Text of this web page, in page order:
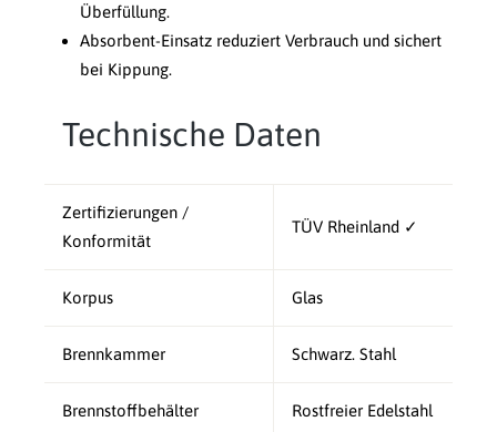
Überfüllung.
Absorbent-Einsatz reduziert Verbrauch und sichert
bei Kippung.
Technische Daten
Zertifizierungen /
Konformität
TÜV Rheinland ✓
Korpus Glas
Brennkammer Schwarz. Stahl
Brennstoffbehälter Rostfreier Edelstahl